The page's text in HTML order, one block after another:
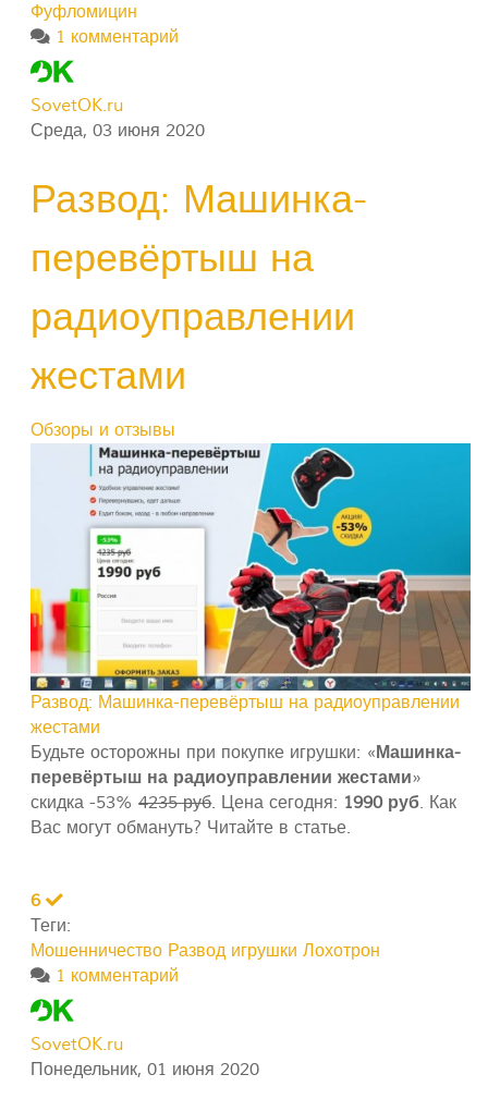
Фуфломицин
1 комментарий
SovetOK.ru
Среда, 03 июня 2020
Развод: Машинка-
перевёртыш на
радиоуправлении
жестами
Обзоры и отзывы
Развод: Машинка-перевёртыш на радиоуправлении
жестами
Будьте осторожны при покупке игрушки: «Машинка-
перевёртыш на радиоуправлении жестами»
скидка -53%4235 руб. Цена сегодня: 1990 руб. Как
Вас могут обмануть? Читайте в статье.
6
Теги:
Мошенничество Развод игрушки Лохотрон
1 комментарий
SovetOK.ru
Понедельник, 01 июня 2020